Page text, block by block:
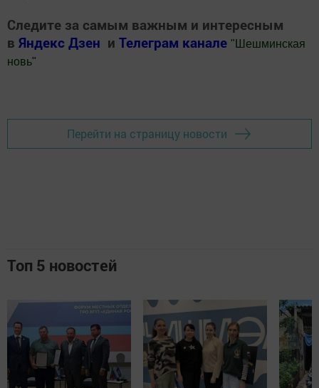
Следите за самым важным и интересным
в Яндекс Дзен и Телеграм канале " Шешминская
новь"
Перейти на страницу новости
Топ 5 новостей